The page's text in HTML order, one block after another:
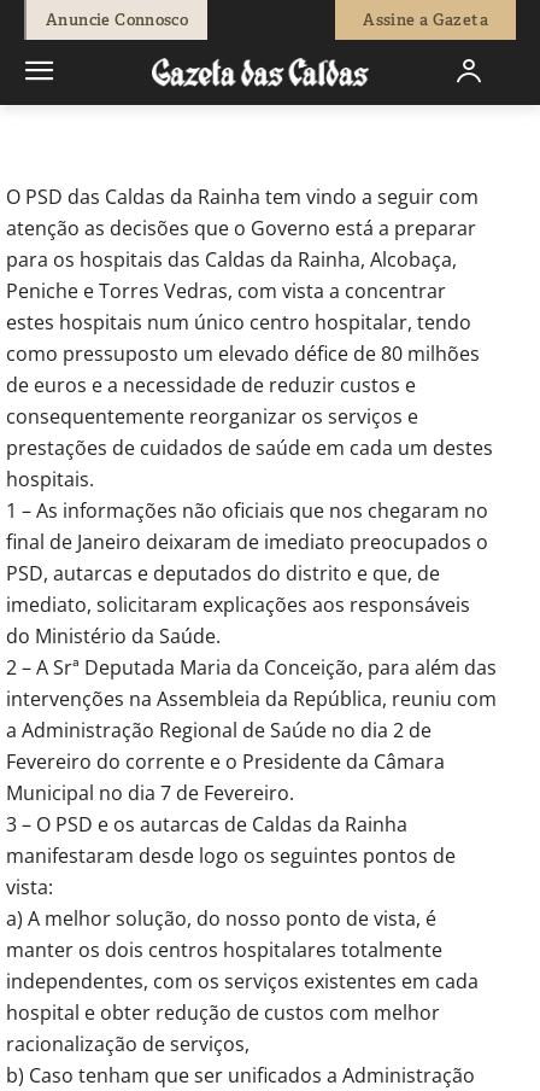
Anuncie Connosco Assine a Gazeta
Redação - 2 de Março, 2012 0
O PSD das Caldas da Rainha tem vindo a seguir com
atenção as decisões que o Governo está a preparar
para os hospitais das Caldas da Rainha, Alcobaça,
Peniche e Torres Vedras, com vista a concentrar
estes hospitais num único centro hospitalar, tendo
como pressuposto um elevado défice de 80 milhões
de euros e a necessidade de reduzir custos e
consequentemente reorganizar os serviços e
prestações de cuidados de saúde em cada um destes
hospitais.
1 – As informações não oficiais que nos chegaram no
final de Janeiro deixaram de imediato preocupados o
PSD, autarcas e deputados do distrito e que, de
imediato, solicitaram explicações aos responsáveis
do Ministério da Saúde.
2 – A Srª Deputada Maria da Conceição, para além das
intervenções na Assembleia da República, reuniu com
a Administração Regional de Saúde no dia 2 de
Fevereiro do corrente e o Presidente da Câmara
Municipal no dia 7 de Fevereiro.
3 – O PSD e os autarcas de Caldas da Rainha
manifestaram desde logo os seguintes pontos de
vista:
a) A melhor solução, do nosso ponto de vista, é
manter os dois centros hospitalares totalmente
independentes, com os serviços existentes em cada
hospital e obter redução de custos com melhor
racionalização de serviços,
b) Caso tenham que ser unificados a Administração